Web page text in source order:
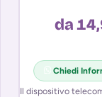
da
Chiedi
Il dispositivo